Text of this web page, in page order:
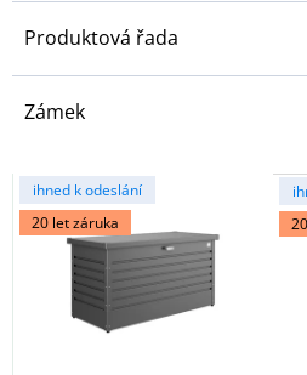
Produktová řada
Zámek
V
ý
p
ihned k odeslání
20 let záruka